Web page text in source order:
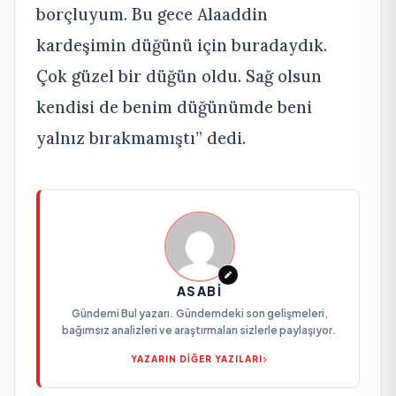
borçluyum. Bu gece Alaaddin
kardeşimin düğünü için buradaydık.
Çok güzel bir düğün oldu. Sağ olsun
kendisi de benim düğünümde beni
yalnız bırakmamıştı” dedi.
ASABI
Gündemi Bul yazarı. Gündemdeki son gelişmeleri,
bağımsız analizleri ve araştırmaları sizlerle paylaşıyor.
YAZARIN DİĞER YAZILARI